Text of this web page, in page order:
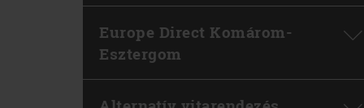
Europe Direct Komárom-
Esztergom